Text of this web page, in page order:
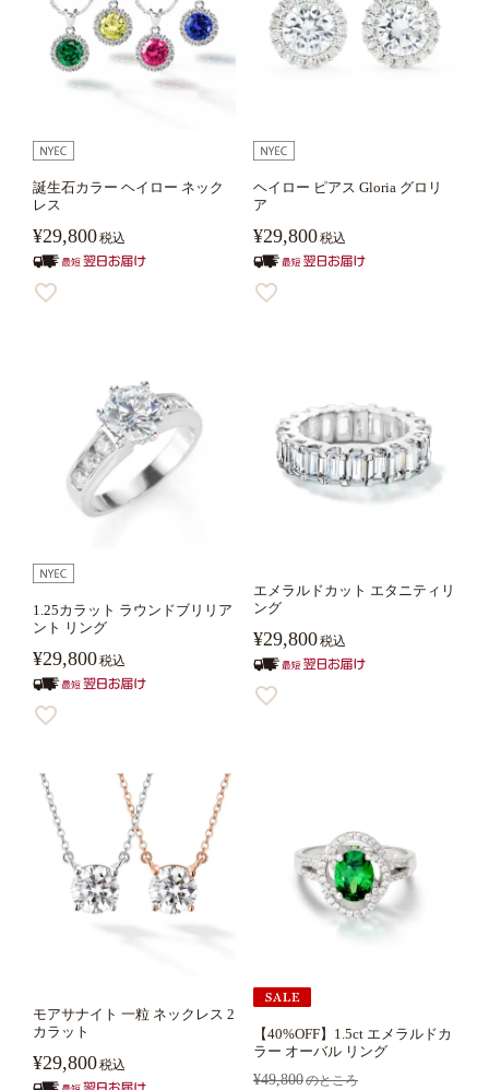
誕生石カラー ヘイロー ネック
レス
¥29,800税込
ヘイロー ピアス Gloria グロリ
ア
¥29,800税込
1.25カラット ラウンドブリリア
ント リング
¥29,800税込
エメラルドカット エタニティリ
ング
¥29,800税込
モアサナイト 一粒 ネックレス 2
カラット
¥29,800税込
【40%OFF】1.5ct エメラルドカ
ラー オーバル リング
¥49,800のところ